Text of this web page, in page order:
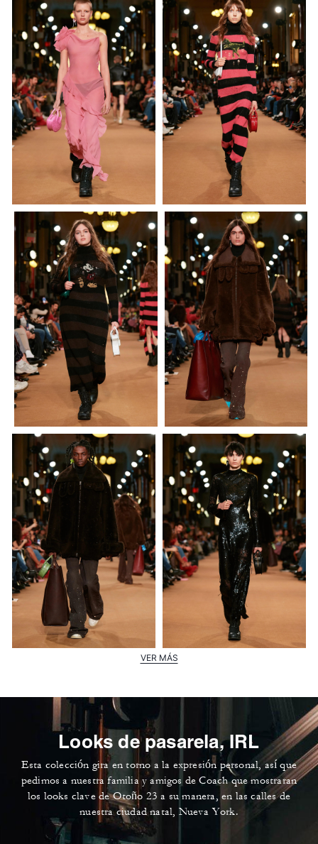
VER MÁS
Looks de pasarela, IRL
Esta colección gira en torno a la expresión personal, así que
pedimos a nuestra familia y amigos de Coach que mostraran
los looks clave de Otoño 23 a su manera, en las calles de
nuestra ciudad natal, Nueva York.